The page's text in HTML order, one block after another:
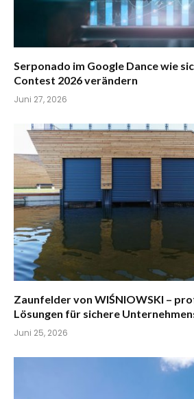
Serponado im Google Dance wie
Contest 2026 verändern
Juni 27, 2026
Zaunfelder von WIŚNIOWSKI –
Lösungen für sichere
Juni 25, 2026